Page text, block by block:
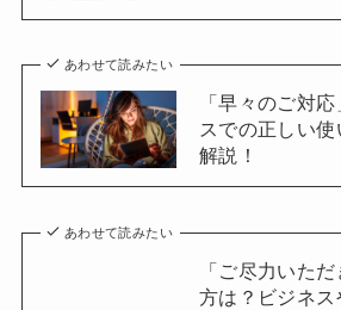
あわせて読みたい
「早々のご対
スでの正しい
解説！
あわせて読みたい
「ご尽力いた
方は？ビジネ